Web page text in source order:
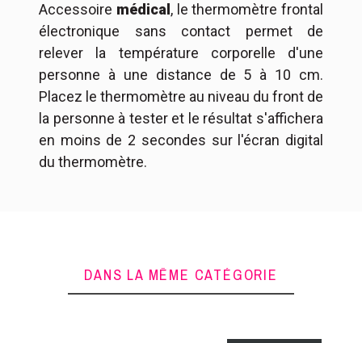
Accessoire médical , le thermomètre frontal
électronique sans contact permet de
relever la température corporelle d'une
personne à une distance de 5 à 10 cm.
Placez le thermomètre au niveau du front de
la personne à tester et le résultat s'affichera
en moins de 2 secondes sur l'écran digital
du thermomètre.
INFORMATIONS SUR LA
LIVRAISON
Référence
Colissimo Points de retrait: Livraison
prévue entre le12/08/2026 et le
13/08/2026
Colissimo Domicile avec signature :
Livraison prévue entre le12/08/2026et
le13/08/2026
Colissimo Domicile sans signature:
Livraison prévue entre le
DANS LA MÊME CATÉGORIE